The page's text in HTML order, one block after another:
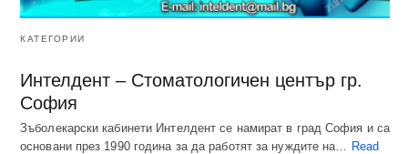
КАТЕГОРИИ
Интелдент – Стоматологичен център гр.
София
Зъболекарски кабинети Интелдент се намират в град София и са
основани през 1990 година за да работят за нуждите на… Read